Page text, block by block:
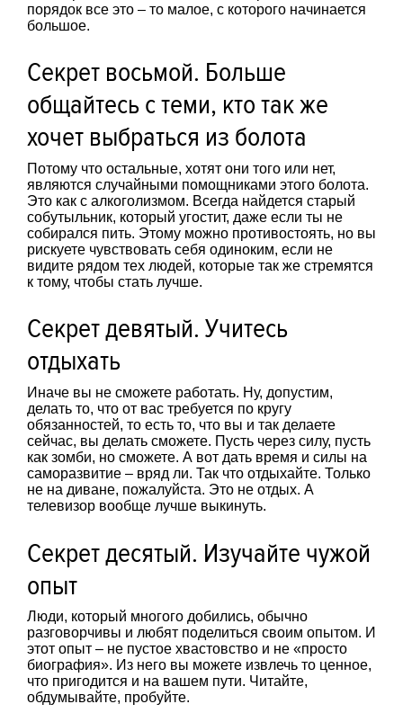
порядок все это – то малое, с которого начинается
большое.
Секрет восьмой. Больше
общайтесь с теми, кто так же
хочет выбраться из болота
Потому что остальные, хотят они того или нет,
являются случайными помощниками этого болота.
Это как с алкоголизмом. Всегда найдется старый
собутыльник, который угостит, даже если ты не
собирался пить. Этому можно противостоять, но вы
рискуете чувствовать себя одиноким, если не
видите рядом тех людей, которые так же стремятся
к тому, чтобы стать лучше.
Секрет девятый. Учитесь
отдыхать
Иначе вы не сможете работать. Ну, допустим,
делать то, что от вас требуется по кругу
обязанностей, то есть то, что вы и так делаете
сейчас, вы делать сможете. Пусть через силу, пусть
как зомби, но сможете. А вот дать время и силы на
саморазвитие – вряд ли. Так что отдыхайте. Только
не на диване, пожалуйста. Это не отдых. А
телевизор вообще лучше выкинуть.
Секрет десятый. Изучайте чужой
опыт
Люди, который многого добились, обычно
разговорчивы и любят поделиться своим опытом. И
этот опыт – не пустое хвастовство и не «просто
биография». Из него вы можете извлечь то ценное,
что пригодится и на вашем пути. Читайте,
обдумывайте, пробуйте.